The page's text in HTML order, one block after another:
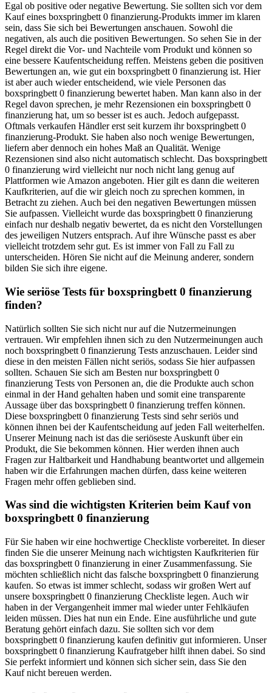
Egal ob positive oder negative Bewertung. Sie sollten sich vor dem
Kauf eines boxspringbett 0 finanzierung-Produkts immer im klaren
sein, dass Sie sich bei Bewertungen anschauen. Sowohl die
negativen, als auch die positiven Bewertungen. So sehen Sie in der
Regel direkt die Vor- und Nachteile vom Produkt und können so
eine bessere Kaufentscheidung reffen. Meistens geben die positiven
Bewertungen an, wie gut ein boxspringbett 0 finanzierung ist. Hier
ist aber auch wieder entscheidend, wie viele Personen das
boxspringbett 0 finanzierung bewertet haben. Man kann also in der
Regel davon sprechen, je mehr Rezensionen ein boxspringbett 0
finanzierung hat, um so besser ist es auch. Jedoch aufgepasst.
Oftmals verkaufen Händler erst seit kurzem ihr boxspringbett 0
finanzierung-Produkt. Sie haben also noch wenige Bewertungen,
liefern aber dennoch ein hohes Maß an Qualität. Wenige
Rezensionen sind also nicht automatisch schlecht. Das boxspringbett
0 finanzierung wird vielleicht nur noch nicht lang genug auf
Plattformen wie Amazon angeboten. Hier gilt es dann die weiteren
Kaufkriterien, auf die wir gleich noch zu sprechen kommen, in
Betracht zu ziehen. Auch bei den negativen Bewertungen müssen
Sie aufpassen. Vielleicht wurde das boxspringbett 0 finanzierung
einfach nur deshalb negativ bewertet, da es nicht den Vorstellungen
des jeweiligen Nutzers entsprach. Auf ihre Wünsche passt es aber
vielleicht trotzdem sehr gut. Es ist immer von Fall zu Fall zu
unterscheiden. Hören Sie nicht auf die Meinung anderer, sondern
bilden Sie sich ihre eigene.
Wie seriöse Tests für boxspringbett 0 finanzierung
finden?
Natürlich sollten Sie sich nicht nur auf die Nutzermeinungen
vertrauen. Wir empfehlen ihnen sich zu den Nutzermeinungen auch
noch boxspringbett 0 finanzierung Tests anzuschauen. Leider sind
diese in den meisten Fällen nicht seriös, sodass Sie hier aufpassen
sollten. Schauen Sie sich am Besten nur boxspringbett 0
finanzierung Tests von Personen an, die die Produkte auch schon
einmal in der Hand gehalten haben und somit eine transparente
Aussage über das boxspringbett 0 finanzierung treffen können.
Diese boxspringbett 0 finanzierung Tests sind sehr seriös und
können ihnen bei der Kaufentscheidung auf jeden Fall weiterhelfen.
Unserer Meinung nach ist das die seriöseste Auskunft über ein
Produkt, die Sie bekommen können. Hier werden ihnen auch
Fragen zur Haltbarkeit und Handhabung beantwortet und allgemein
haben wir die Erfahrungen machen dürfen, dass keine weiteren
Fragen mehr offen geblieben sind.
Was sind die wichtigsten Kriterien beim Kauf von
boxspringbett 0 finanzierung
Für Sie haben wir eine hochwertige Checkliste vorbereitet. In dieser
finden Sie die unserer Meinung nach wichtigsten Kaufkriterien für
das boxspringbett 0 finanzierung in einer Zusammenfassung. Sie
möchten schließlich nicht das falsche boxspringbett 0 finanzierung
kaufen. So etwas ist immer schlecht, sodass wir großen Wert auf
unsere boxspringbett 0 finanzierung Checkliste legen. Auch wir
haben in der Vergangenheit immer mal wieder unter Fehlkäufen
leiden müssen. Dies hat nun ein Ende. Eine ausführliche und gute
Beratung gehört einfach dazu. Sie sollten sich vor dem
boxspringbett 0 finanzierung kaufen definitiv gut informieren. Unser
boxspringbett 0 finanzierung Kaufratgeber hilft ihnen dabei. So sind
Sie perfekt informiert und können sich sicher sein, dass Sie den
Kauf nicht bereuen werden.